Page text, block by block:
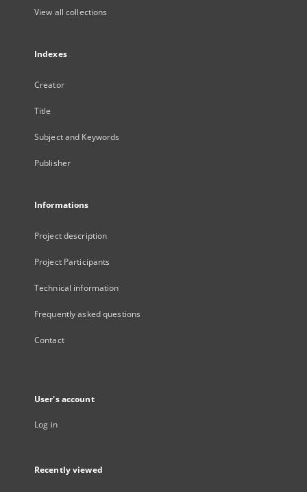
View all collections
Indexes
Creator
Title
Subject and Keywords
Publisher
Informations
Project description
Project Participants
Technical information
Frequently asked questions
Contact
User's account
Log in
Recently viewed